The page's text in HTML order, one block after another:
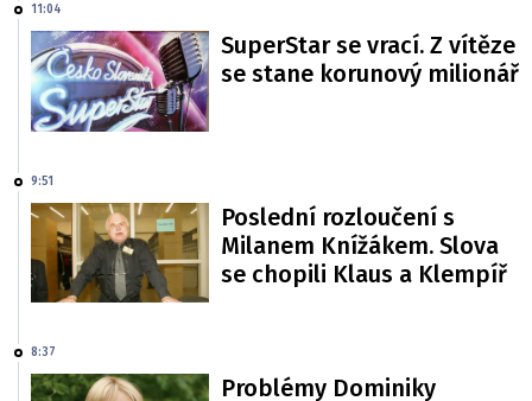
11:04
SuperStar se vrací. Z vítěze
se stane korunový milionář
9:51
Poslední rozloučení s
Milanem Knížákem. Slova
se chopili Klaus a Klempíř
8:37
Problémy Dominiky